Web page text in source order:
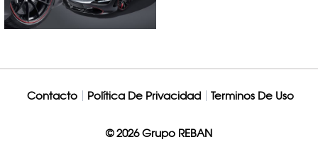
Contacto Política De Privacidad Terminos De Uso
© 2026 Grupo REBAN